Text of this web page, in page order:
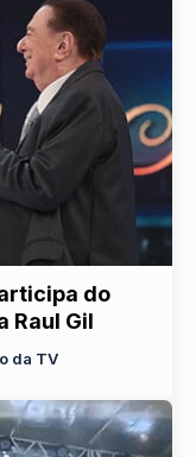
do
Raul Gil
da TV